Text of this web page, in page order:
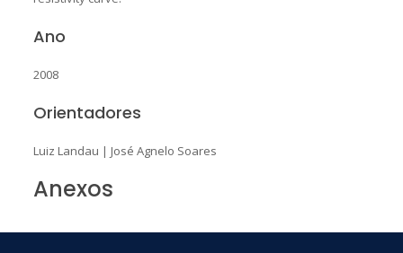
Ano
2008
Orientadores
Luiz Landau | José Agnelo Soares
Anexos